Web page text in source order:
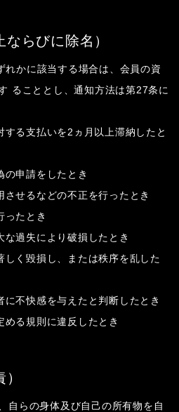
らびに除名）
かに該当する場合は、会員の資
ることとし、通知方法は第27条に
する支払いを2ヵ月以上滞納したと
の申請をしたとき
せるなどの不正を行ったとき
ったとき
過失により破損したとき
しく毀損し、または秩序を乱した
不快感を与えたと判断したとき
る規則に違反したとき
自らの身体及び自己の所有物を自